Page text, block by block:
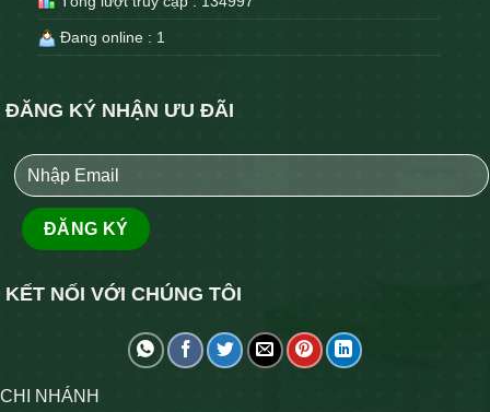
Đang online : 1
ĐĂNG KÝ NHẬN ƯU ĐÃI
KẾT NỐI VỚI CHÚNG TÔI
CHI NHÁNH